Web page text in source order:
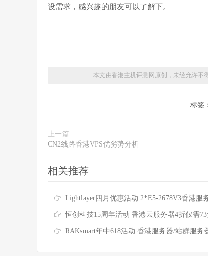
设需求，感兴趣的朋友可以了解下。
本文由香港主机评测网原创，未经允许不
标签：
上一篇
CN2线路香港VPS优劣势分析
相关推荐
Lightlayer四月优惠活动 2*E5-2678V3香港服务器
恒创科技15周年活动 香港云服务器4折仅需73元/月 香港服务
RAKsmart年中618活动 香港服务器/站群服务器/大带宽服务器/高防服